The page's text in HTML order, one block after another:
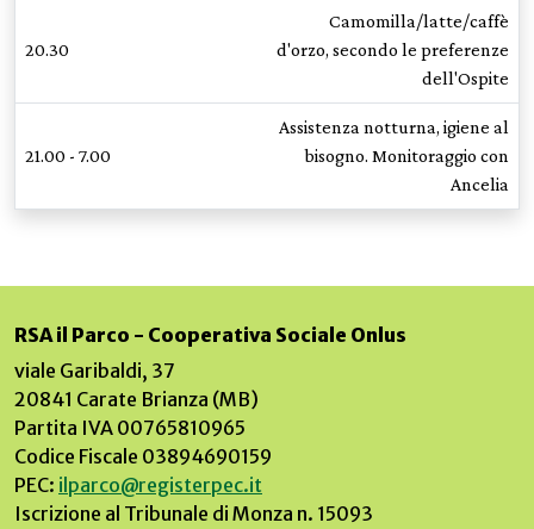
20.30
Camomilla/latte/caffè
d'orzo, secondo le preferenze
dell'Ospite
21.00 - 7.00
Assistenza notturna, igiene al
bisogno. Monitoraggio con
Ancelia
RSA il Parco - Cooperativa Sociale Onlus
viale Garibaldi, 37
20841 Carate Brianza (MB)
Partita IVA 00765810965
Codice Fiscale 03894690159
PEC: ilparco@registerpec.it
Iscrizione al Tribunale di Monza n. 15093